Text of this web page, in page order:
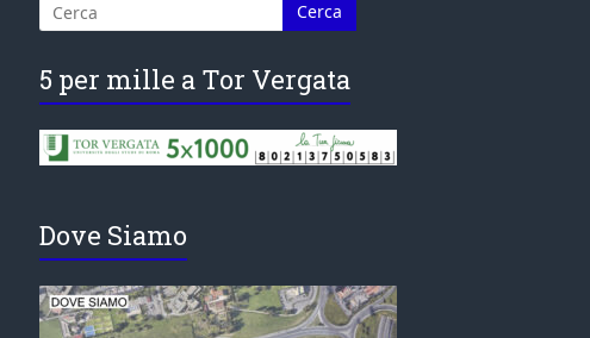
5 per mille a Tor Vergata
Dove Siamo